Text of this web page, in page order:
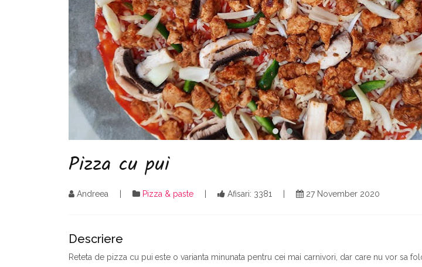
Pizza cu pui
Andreea Pizza & paste Afisari: 3381 27 November 2020
Descriere
Reteta de pizza cu pui este o varianta minunata pentru cei mai carnivori, dar care nu vor sa